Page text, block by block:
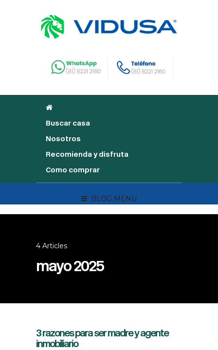
Buscar casa
Nosotros
Recomienda y disfruta
Como comprar
BLOG MENU
4 Articles
mayo 2025
3 razones para ser madre y agente
inmobiliario